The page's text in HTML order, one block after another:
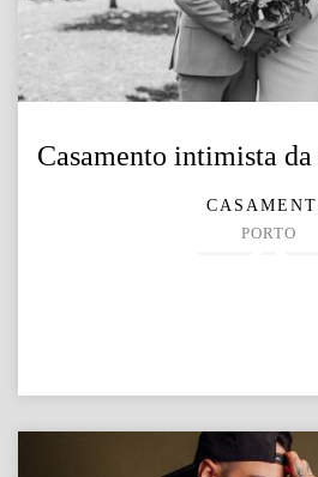
Casamento intimista
PORTO